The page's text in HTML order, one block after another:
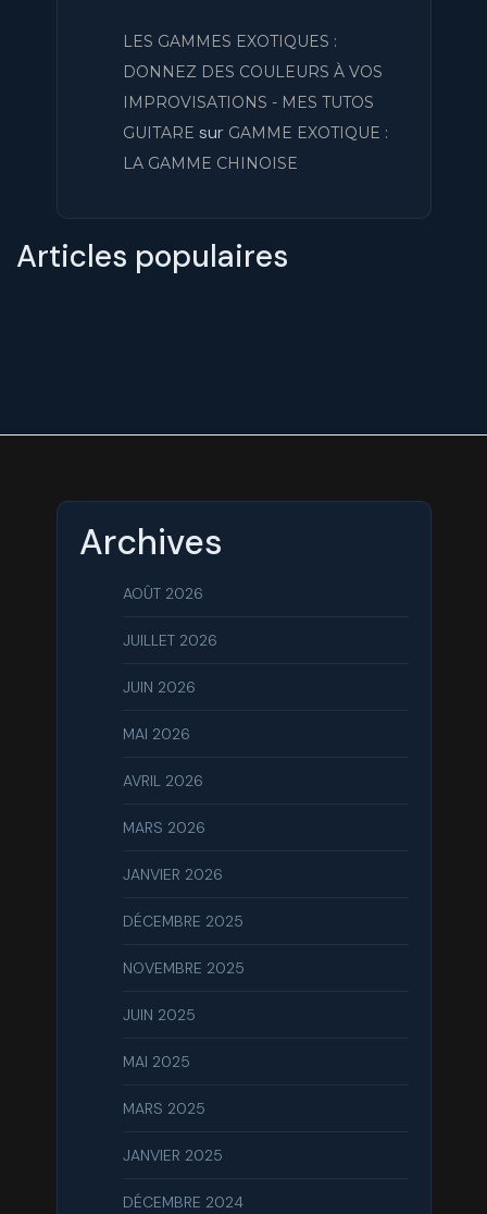
LES GAMMES EXOTIQUES :
DONNEZ DES COULEURS À VOS
IMPROVISATIONS - MES TUTOS
GUITARE sur GAMME EXOTIQUE :
LA GAMME CHINOISE
Articles populaires
Archives
AOÛT 2026
JUILLET 2026
JUIN 2026
MAI 2026
AVRIL 2026
MARS 2026
JANVIER 2026
DÉCEMBRE 2025
NOVEMBRE 2025
JUIN 2025
MAI 2025
MARS 2025
JANVIER 2025
DÉCEMBRE 2024